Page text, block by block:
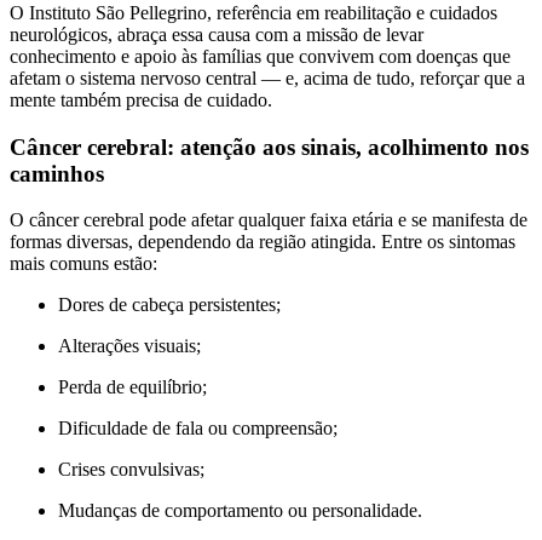
O Instituto São Pellegrino, referência em reabilitação e cuidados
neurológicos, abraça essa causa com a missão de levar
conhecimento e apoio às famílias que convivem com doenças que
afetam o sistema nervoso central — e, acima de tudo, reforçar que a
mente também precisa de cuidado.
Câncer cerebral: atenção aos sinais, acolhimento nos
caminhos
O câncer cerebral pode afetar qualquer faixa etária e se manifesta de
formas diversas, dependendo da região atingida. Entre os sintomas
mais comuns estão:
Dores de cabeça persistentes;
Alterações visuais;
Perda de equilíbrio;
Dificuldade de fala ou compreensão;
Crises convulsivas;
Mudanças de comportamento ou personalidade.